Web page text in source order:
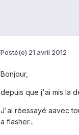
Posté(e) 21 avril 2012
Bonjour,
depuis que j'ai mis la
J'ai réessayé aavec
a flasher...